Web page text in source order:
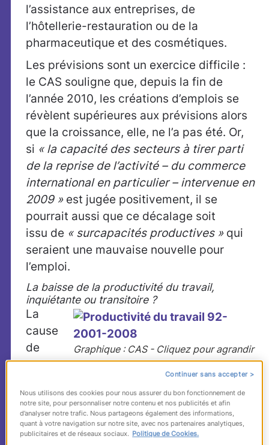
l’assistance aux entreprises, de
l’hôtellerie-restauration ou de la
pharmaceutique et des cosmétiques.
Les prévisions sont un exercice difficile :
le CAS souligne que, depuis la fin de
l’année 2010, les créations d’emplois se
révèlent supérieures aux prévisions alors
que la croissance, elle, ne l’a pas été. Or,
si « la capacité des secteurs à tirer parti
de la reprise de l’activité – du commerce
international en particulier – intervenue en
2009 » est jugée positivement, il se
pourrait aussi que ce décalage soit
issu de « surcapacités productives » qui
seraient une mauvaise nouvelle pour
l’emploi.
La baisse de la productivité du travail,
inquiétante ou transitoire ?
Graphique : CAS - Cliquez pour agrandir
La
cause
de
cette
« inflexion marquée à la
baisse de la productivité du travail»
que lephénomène de préservation de la
main-d’oeuvre(conservation de salariés
Continuer sans accepter >
Nous utilisons des cookies pour nous assurer du bon fonctionnement de
notre site, pour personnaliser notre contenu et nos publicités et afin
d’analyser notre trafic. Nous partageons également des informations,
quant à votre navigation sur notre site, avec nos partenaires analytiques,
publicitaires et de réseaux sociaux. Politique de Cookies.